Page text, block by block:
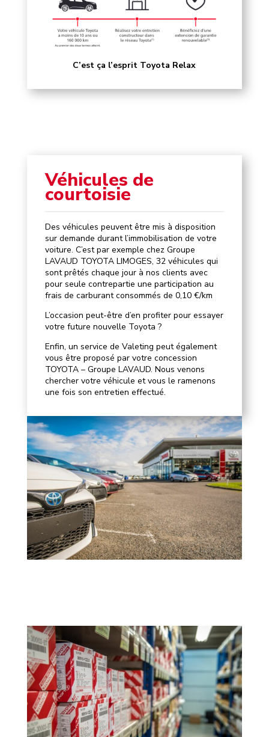
C’est ça l’esprit Toyota Relax
Véhicules de
courtoisie
Des véhicules peuvent être mis à disposition
sur demande durant l’immobilisation de votre
voiture. C’est par exemple chez Groupe
LAVAUD TOYOTA LIMOGES, 32 véhicules qui
sont prêtés chaque jour à nos clients avec
pour seule contrepartie une participation au
frais de carburant consommés de 0,10 €/km
L’occasion peut-être d’en profiter pour essayer
votre future nouvelle Toyota ?
Enfin, un service de Valeting peut également
vous être proposé par votre concession
TOYOTA – Groupe LAVAUD. Nous venons
chercher votre véhicule et vous le ramenons
une fois son entretien effectué.